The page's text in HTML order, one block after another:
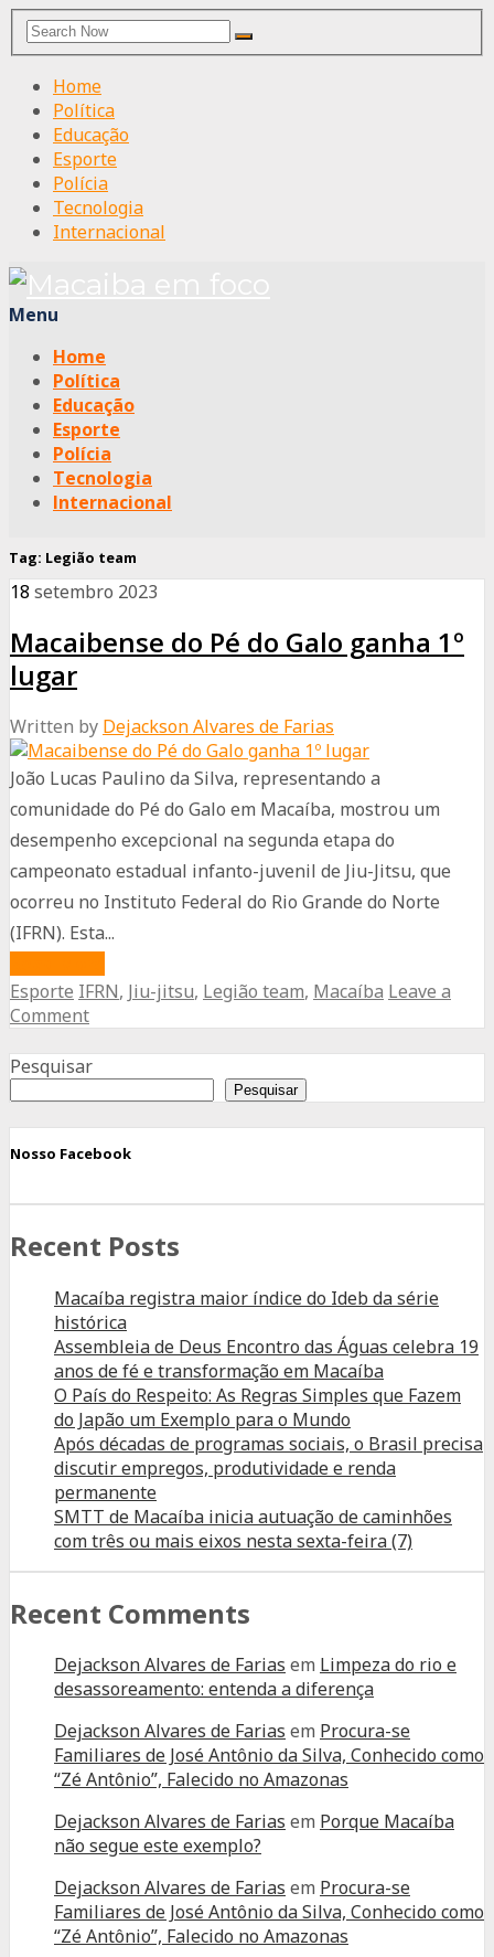
Search
for:
Search
Home
Política
Educação
Esporte
Polícia
Tecnologia
Internacional
Menu
Home
Política
Educação
Esporte
Polícia
Tecnologia
Internacional
Tag: Legião team
18 setembro 2023
Macaibense do Pé do Galo ganha 1º
lugar
Written by Dejackson Alvares de Farias
João Lucas Paulino da Silva, representando a
comunidade do Pé do Galo em Macaíba, mostrou um
desempenho excepcional na segunda etapa do
campeonato estadual infanto-juvenil de Jiu-Jitsu, que
ocorreu no Instituto Federal do Rio Grande do Norte
(IFRN). Esta...
Macaibense
do
Pé
do
ganha
lugar
Esporte IFRN, Jiu-jitsu, Legião team, Macaíba Leave a
Comment
Pesquisar
Pesquisar
Nosso Facebook
Recent Posts
Macaíba registra maior índice do Ideb da série
histórica
Assembleia de Deus Encontro das Águas celebra 19
anos de fé e transformação em Macaíba
O País do Respeito: As Regras Simples que Fazem
do Japão um Exemplo para o Mundo
Após décadas de programas sociais, o Brasil precisa
discutir empregos, produtividade e renda
permanente
SMTT de Macaíba inicia autuação de caminhões
com três ou mais eixos nesta sexta-feira (7)
Recent Comments
Dejackson Alvares de Farias em Limpeza do rio e
desassoreamento: entenda a diferença
Dejackson Alvares de Farias em Procura-se
Familiares de José Antônio da Silva, Conhecido como
“Zé Antônio”, Falecido no Amazonas
Dejackson Alvares de Farias em Porque Macaíba
não segue este exemplo?
Dejackson Alvares de Farias em Procura-se
Familiares de José Antônio da Silva, Conhecido como
“Zé Antônio”, Falecido no Amazonas